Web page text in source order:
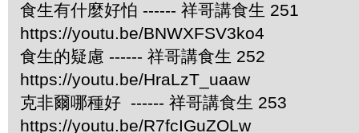
食生有什麼好怕 ------ 祥哥講食生 251
https://youtu.be/BNWXFSV3ko4
食生的疑慮 ------ 祥哥講食生 252
https://youtu.be/HraLzT_uaaw
克非爾哪種好 ------ 祥哥講食生 253
https://youtu.be/R7fcIGuZOLw